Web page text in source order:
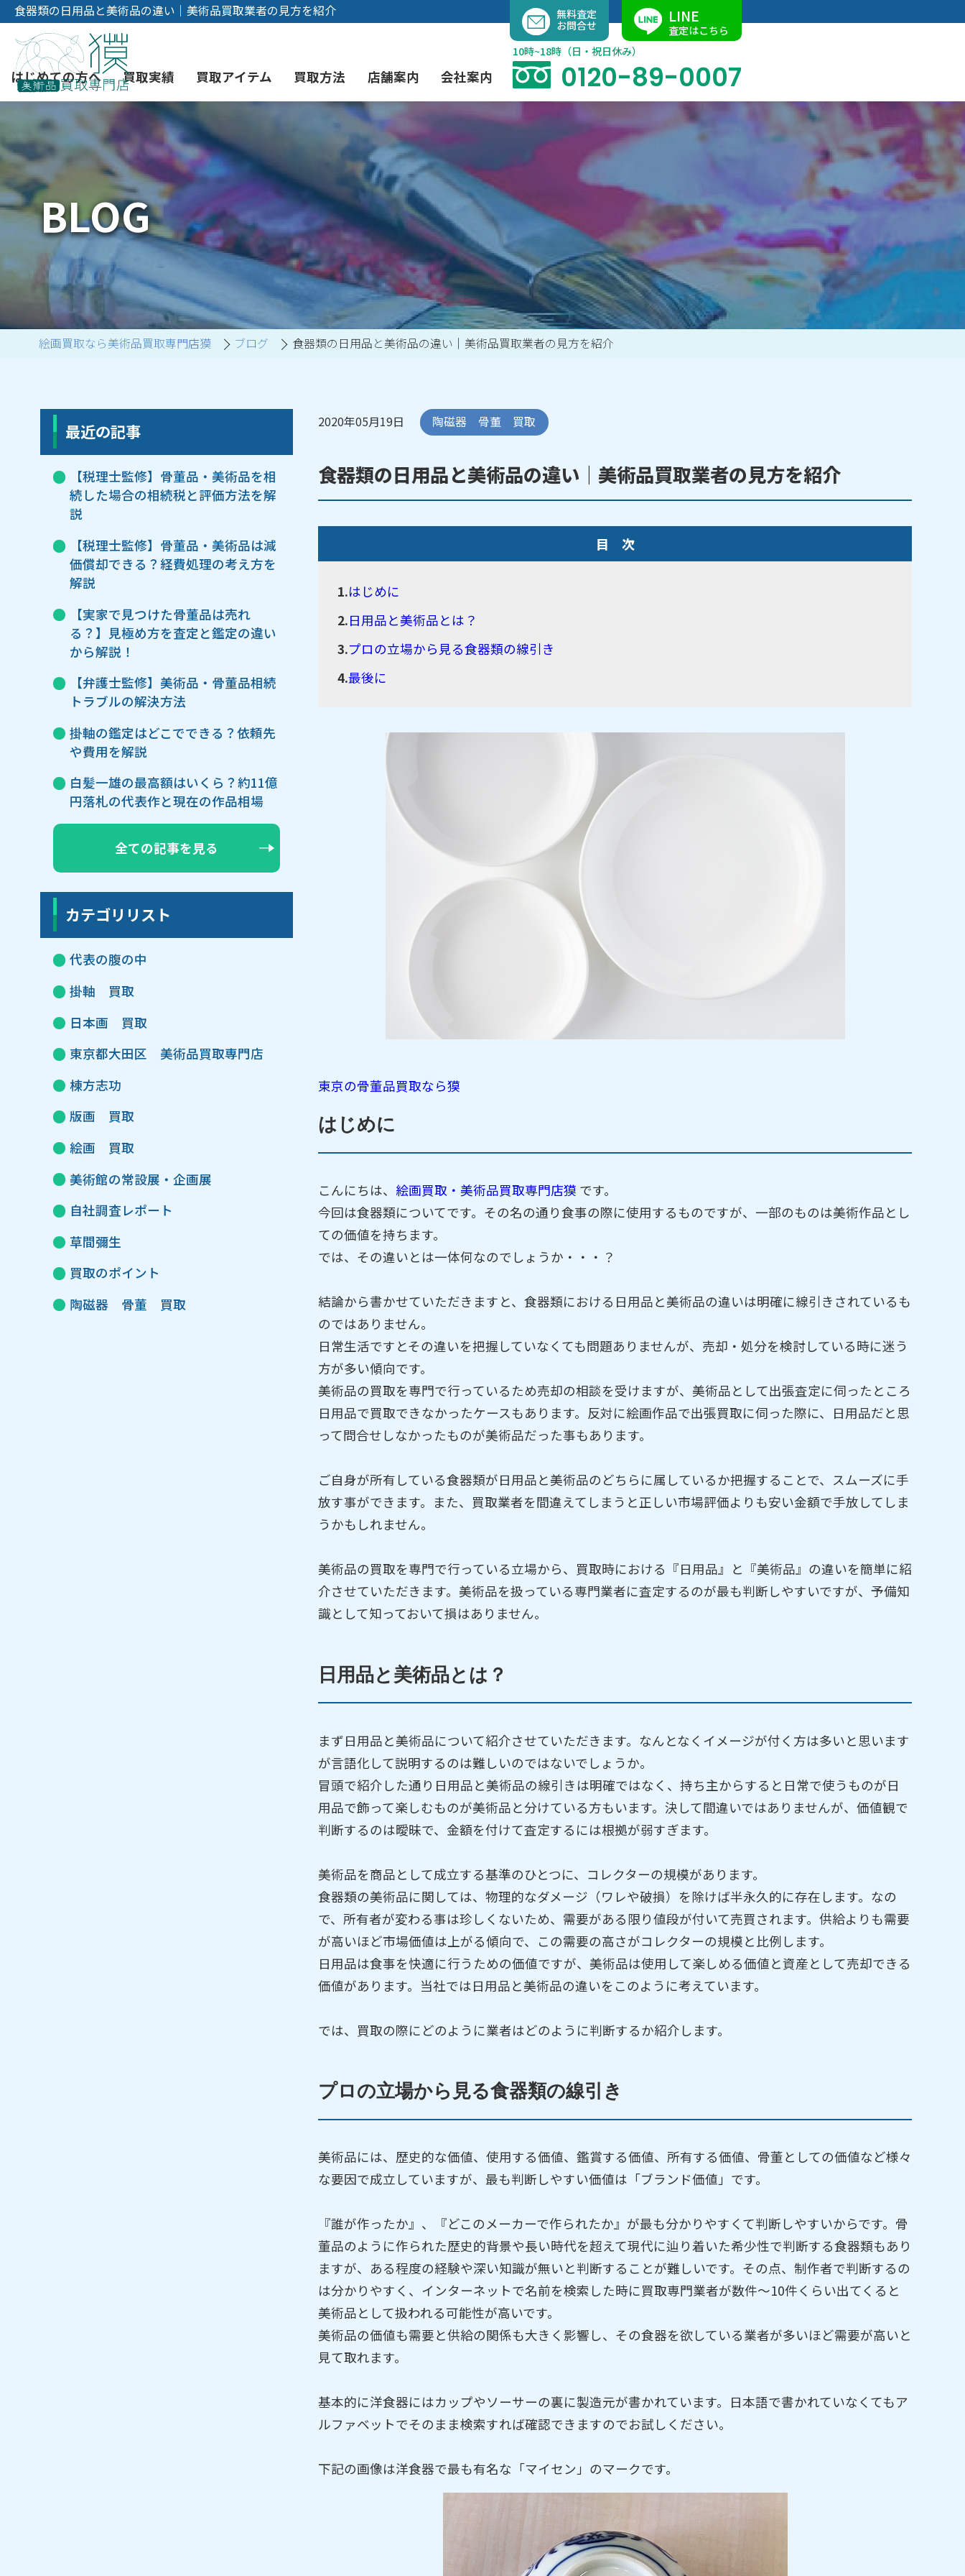
容
キ
ッ
プ
食器類の日用品と美術品の違い｜美術品買取業者の見方を紹介
はじめての方へ
初めての美術品売却 よくあるご質問
YOUTUBE instagram Facebook
買取実績 買取アイテム
絵画買取 現代アート買取
骨董品買取 茶道具買取 陶磁器・陶器買取
西洋アンティーク買取 彫刻・ブロンズ買取 美術品・古美術品買取
中国骨董品買取 工芸品買取 ジュエリー・ウォッチ買取
買取方法
3つの買取方法 出張買取（無料）
宅配・郵送買取 業者間オークション出品代行 催事買取
時価評価サービス
店舗案内
東京店 大阪店
会社案内
会社概要 当社の特徴
消費者志向自主宣言
無料査定
お問合せ
LINE
査定はこちら
10時~18時（日・祝日休み）
0120-89-0007
BLOG
絵画買取なら美術品買取専門店獏 ブログ 食器類の日用品と美術品の違い｜美術品買取業者の見方を紹介
最近の記事
【税理士監修】骨董品・美術品を相
続した場合の相続税と評価方法を解
説
【税理士監修】骨董品・美術品は減
価償却できる？経費処理の考え方を
解説
【実家で見つけた骨董品は売れ
る？】見極め方を査定と鑑定の違い
から解説！
【弁護士監修】美術品・骨董品相続
トラブルの解決方法
掛軸の鑑定はどこでできる？依頼先
や費用を解説
白髪一雄の最高額はいくら？約11億
円落札の代表作と現在の作品相場
全ての記事を見る
カテゴリリスト
代表の腹の中
掛軸 買取
日本画 買取
東京都大田区 美術品買取専門店
棟方志功
版画 買取
絵画 買取
美術館の常設展・企画展
自社調査レポート
草間彌生
買取のポイント
陶磁器 骨董 買取
2020年05月19日 陶磁器 骨董 買取
食器類の日用品と美術品の違い｜美術品買取業者の見方を紹介
目 次
はじめに
日用品と美術品とは？
プロの立場から見る食器類の線引き
最後に
東京の骨董品買取なら獏
はじめに
こんにちは、 絵画買取・美術品買取専門店獏 です。
今回は食器類についてです。その名の通り食事の際に使用するものですが、一部のものは美術作品とし
ての価値を持ちます。
では、その違いとは一体何なのでしょうか・・・？
結論から書かせていただきますと、食器類における日用品と美術品の違いは明確に線引きされているも
のではありません。
日常生活ですとその違いを把握していなくても問題ありませんが、売却・処分を検討している時に迷う
方が多い傾向です。
美術品の買取を専門で行っているため売却の相談を受けますが、美術品として出張査定に伺ったところ
日用品で買取できなかったケースもあります。反対に絵画作品で出張買取に伺った際に、日用品だと思
って問合せしなかったものが美術品だった事もあります。
ご自身が所有している食器類が日用品と美術品のどちらに属しているか把握することで、スムーズに手
放す事ができます。また、買取業者を間違えてしまうと正しい市場評価よりも安い金額で手放してしま
うかもしれません。
美術品の買取を専門で行っている立場から、買取時における『日用品』と『美術品』の違いを簡単に紹
介させていただきます。美術品を扱っている専門業者に査定するのが最も判断しやすいですが、予備知
識として知っておいて損はありません。
日用品と美術品とは？
まず日用品と美術品について紹介させていただきます。なんとなくイメージが付く方は多いと思います
が言語化して説明するのは難しいのではないでしょうか。
冒頭で紹介した通り日用品と美術品の線引きは明確ではなく、持ち主からすると日常で使うものが日
用品で飾って楽しむものが美術品と分けている方もいます。決して間違いではありませんが、価値観で
判断するのは曖昧で、金額を付けて査定するには根拠が弱すぎます。
美術品を商品として成立する基準のひとつに、コレクターの規模があります。
食器類の美術品に関しては、物理的なダメージ（ワレや破損）を除けば半永久的に存在します。なの
で、所有者が変わる事は珍しくないため、需要がある限り値段が付いて売買されます。供給よりも需要
が高いほど市場価値は上がる傾向で、この需要の高さがコレクターの規模と比例します。
日用品は食事を快適に行うための価値ですが、美術品は使用して楽しめる価値と資産として売却できる
価値があります。当社では日用品と美術品の違いをこのように考えています。
では、買取の際にどのように業者はどのように判断するか紹介します。
プロの立場から見る食器類の線引き
美術品には、歴史的な価値、使用する価値、鑑賞する価値、所有する価値、骨董としての価値など様々
な要因で成立していますが、最も判断しやすい価値は「ブランド価値」です。
『誰が作ったか』、『どこのメーカーで作られたか』が最も分かりやすくて判断しやすいからです。骨
董品のように作られた歴史的背景や長い時代を超えて現代に辿り着いた希少性で判断する食器類もあり
ますが、ある程度の経験や深い知識が無いと判断することが難しいです。その点、制作者で判断するの
は分かりやすく、インターネットで名前を検索した時に買取専門業者が数件～10件くらい出てくると
美術品として扱われる可能性が高いです。
美術品の価値も需要と供給の関係も大きく影響し、その食器を欲している業者が多いほど需要が高いと
見て取れます。
基本的に洋食器にはカップやソーサーの裏に製造元が書かれています。日本語で書かれていなくてもア
ルファベットでそのまま検索すれば確認できますのでお試しください。
下記の画像は洋食器で最も有名な「マイセン」のマークです。